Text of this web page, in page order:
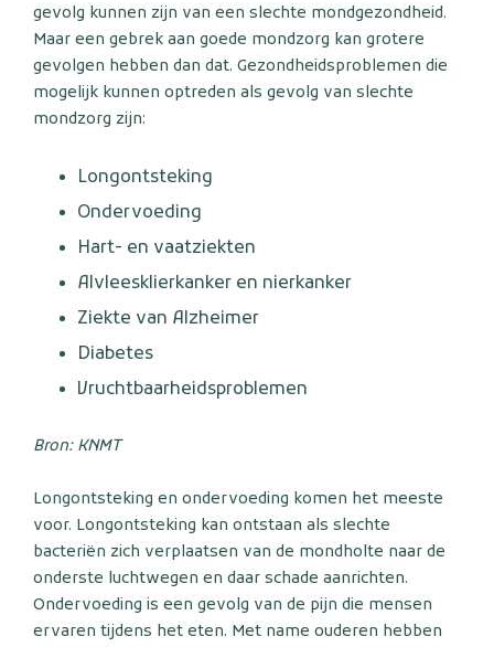
gevolg kunnen zijn van een slechte mondgezondheid.
Maar een gebrek aan goede mondzorg kan grotere
gevolgen hebben dan dat. Gezondheidsproblemen die
mogelijk kunnen optreden als gevolg van slechte
mondzorg zijn:
Longontsteking
Ondervoeding
Hart- en vaatziekten
Alvleesklierkanker en nierkanker
Ziekte van Alzheimer
Diabetes
Vruchtbaarheidsproblemen
Bron: KNMT
Longontsteking en ondervoeding komen het meeste
voor. Longontsteking kan ontstaan als slechte
bacteriën zich verplaatsen van de mondholte naar de
onderste luchtwegen en daar schade aanrichten.
Ondervoeding is een gevolg van de pijn die mensen
ervaren tijdens het eten. Met name ouderen hebben